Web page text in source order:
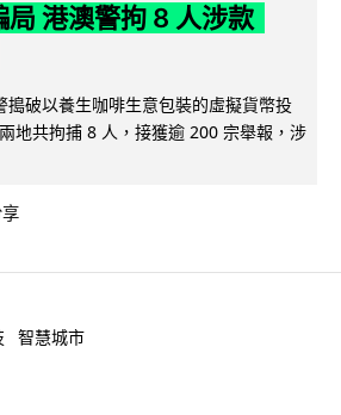
港澳警拘 8 人涉款
搗破以養生咖啡生意包裝的虛擬貨幣投
地共拘捕 8 人，接獲逾 200 宗舉報，涉
智慧城市